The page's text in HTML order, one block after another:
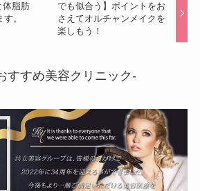
体脂肪
。
でも似合う】ポイントをお
さえてオルチャンメイクを
楽しもう！
すすめ美容クリニック-